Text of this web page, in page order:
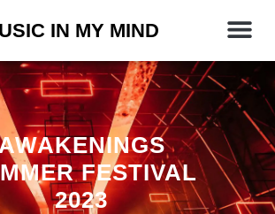
IN MY MIND
FESTIVAL
2023